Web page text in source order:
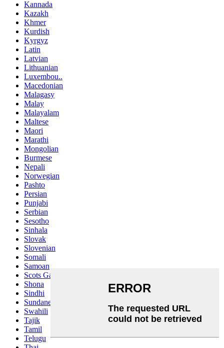
Kannada
Kazakh
Khmer
Kurdish
Kyrgyz
Latin
Latvian
Lithuanian
Luxembou..
Macedonian
Malagasy
Malay
Malayalam
Maltese
Maori
Marathi
Mongolian
Burmese
Nepali
Norwegian
Pashto
Persian
Punjabi
Serbian
Sesotho
Sinhala
Slovak
Slovenian
Somali
Samoan
Scots Gaelic
Shona
Sindhi
Sundanese
Swahili
Tajik
Tamil
Telugu